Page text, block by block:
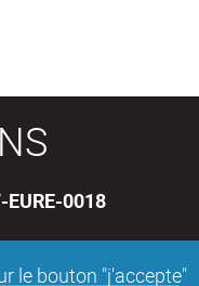
le bouton "j'accepte"
EURE-0018